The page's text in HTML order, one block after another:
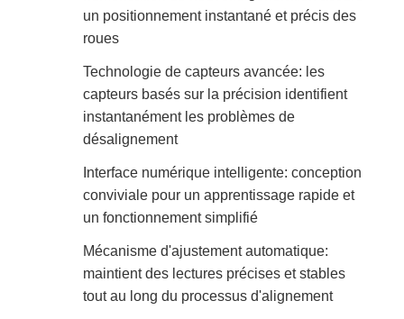
un positionnement instantané et précis des
roues
Technologie de capteurs avancée: les
capteurs basés sur la précision identifient
instantanément les problèmes de
désalignement
Interface numérique intelligente: conception
conviviale pour un apprentissage rapide et
un fonctionnement simplifié
Mécanisme d'ajustement automatique:
maintient des lectures précises et stables
tout au long du processus d'alignement